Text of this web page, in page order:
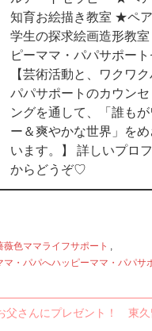
知育お絵描き教室 ★ペ
学生の探求絵画造形教
ピーママ・パパサポー
【芸術活動と、ワクワ
パパサポートのカウン
ングを通して、「誰も
ー＆爽やかな世界」を
います。】 詳しいプロ
からどうぞ♡
色ママライフサポート ,
・パパへハッピーママ・パパサ
父さんにプレゼント！ 東